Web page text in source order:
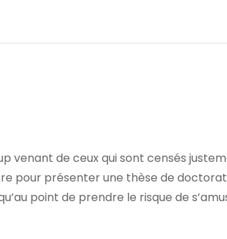
venant de ceux qui sont censés
pour présenter une thèse de doctorat
point de prendre le risque de